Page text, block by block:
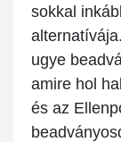
sokkal
ugye
amire hol
és az